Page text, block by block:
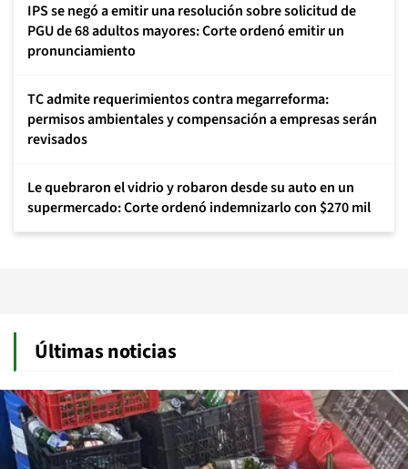
IPS se negó a emitir una resolución sobre solicitud de
PGU de 68 adultos mayores: Corte ordenó emitir un
pronunciamiento
TC admite requerimientos contra megarreforma:
permisos ambientales y compensación a empresas serán
revisados
Le quebraron el vidrio y robaron desde su auto en un
supermercado: Corte ordenó indemnizarlo con $270 mil
Últimas noticias